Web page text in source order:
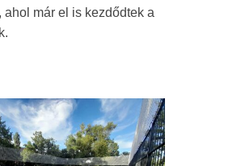
ahol már el is kezdődtek a